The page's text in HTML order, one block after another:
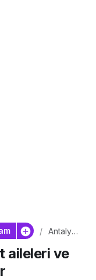
Antalya
hir şehit
aileleri
aileleri ve